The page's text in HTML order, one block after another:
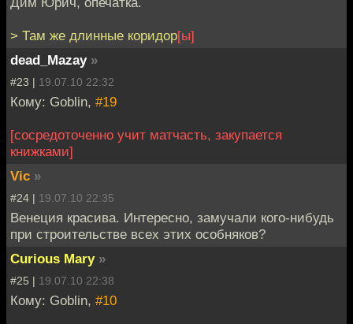
> Там же длинные коридор[ы]
dead_Mazay »
#23 | 19.07.10 22:32
Кому: Goblin, #19
[сосредоточенно учит матчасть, закупается
книжками]
Vic »
#24 | 19.07.10 22:35
Венеция красива. Интересно, замучали кого-нибудь
при строительстве всех этих особняков?
Curious Mary »
#25 | 19.07.10 22:38
Кому: Goblin, #10